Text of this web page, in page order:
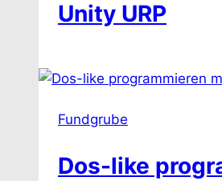
Unity URP
Fundgrube
Dos-like